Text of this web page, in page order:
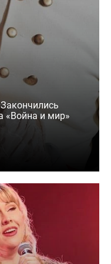
«Война и мир»